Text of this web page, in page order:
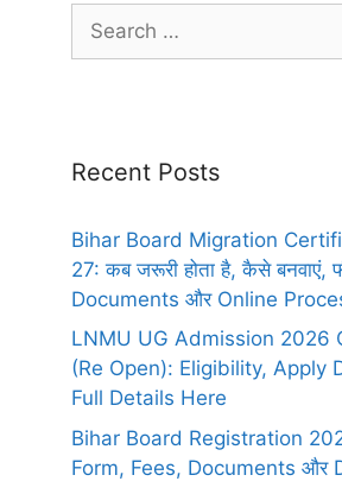
Recent Posts
Bihar Board Migration
27: कब जरूरी होता है, कैसे बनवाएं,
Documents और Online
LNMU UG Admission 2026
(Re Open): Eligibility, Apply
Full Details Here
Bihar Board Registration
Form, Fees, Documents और